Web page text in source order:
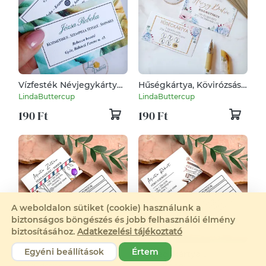
Vízfesték Névjegykártya,
kozmetikus, fodrász,
körmös, kék, türkiz
LindaButtercup
190 Ft
Hűségkártya, Kövirózsás,
Névjegykártya,
kozmetikus, fodrász,
körmös,
LindaButtercup
190 Ft
Névjegykártya
időpontkártya
Névjegykártya
időpontkártya
A weboldalon sütiket (cookie) használunk a
biztonságos böngészés és jobb felhasználói élmény
biztosításához. Adatkezelési tájékoztató
Egyéni beállítások
Értem